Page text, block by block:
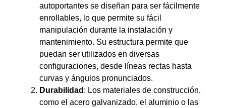
autoportantes se diseñan para ser fácilmente
enrollables, lo que permite su fácil
manipulación durante la instalación y
mantenimiento. Su estructura permite que
puedan ser utilizados en diversas
configuraciones, desde líneas rectas hasta
curvas y ángulos pronunciados.
Durabilidad : Los materiales de construcción,
como el acero galvanizado, el aluminio o las